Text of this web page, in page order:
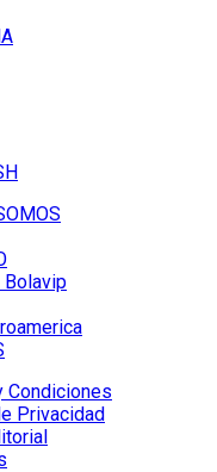
Bolavip
Condiciones
Privacidad